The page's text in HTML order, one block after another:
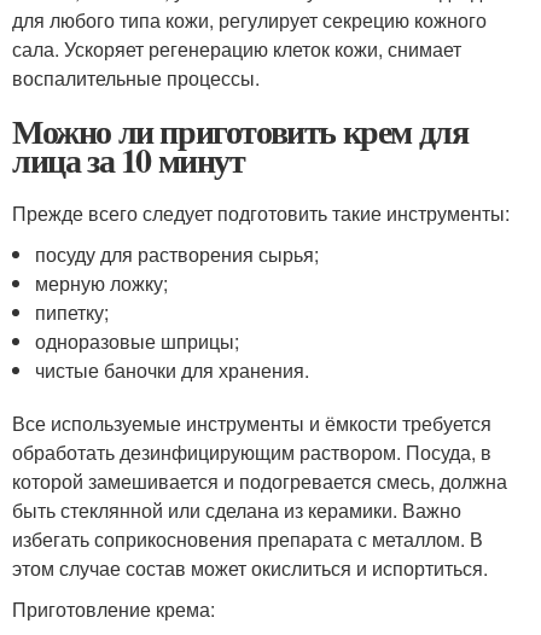
для любого типа кожи, регулирует секрецию кожного
сала. Ускоряет регенерацию клеток кожи, снимает
воспалительные процессы.
Можно ли приготовить крем для
лица за 10 минут
Прежде всего следует подготовить такие инструменты:
посуду для растворения сырья;
мерную ложку;
пипетку;
одноразовые шприцы;
чистые баночки для хранения.
Все используемые инструменты и ёмкости требуется
обработать дезинфицирующим раствором. Посуда, в
которой замешивается и подогревается смесь, должна
быть стеклянной или сделана из керамики. Важно
избегать соприкосновения препарата с металлом. В
этом случае состав может окислиться и испортиться.
Приготовление крема: